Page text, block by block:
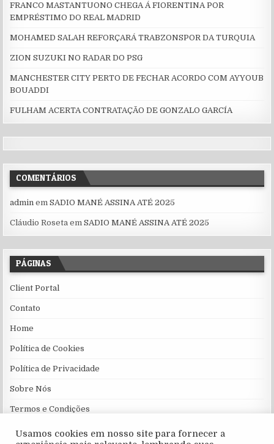
FRANCO MASTANTUONO CHEGA Á FIORENTINA POR
EMPRÉSTIMO DO REAL MADRID
MOHAMED SALAH REFORÇARÁ TRABZONSPOR DA TURQUIA
ZION SUZUKI NO RADAR DO PSG
MANCHESTER CITY PERTO DE FECHAR ACORDO COM AYYOUB
BOUADDI
FULHAM ACERTA CONTRATAÇÃO DE GONZALO GARCÍA
COMENTÁRIOS
admin emSADIO MANÉ ASSINA ATÉ 2025
Cláudio Roseta emSADIO MANÉ ASSINA ATÉ 2025
PÁGINAS
Client Portal
Contato
Home
Política de Cookies
Política de Privacidade
Sobre Nós
Termos e Condições
Usamos cookies em nosso site para fornecer a